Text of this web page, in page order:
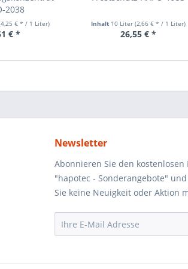
2038
€ * / 1 Liter)
€ *
Inhalt 10 Liter(2,66 € * / 1 Liter)
26,55 € *
Newsletter
Abonnieren Sie den kostenlosen
"hapotec - Sonderangebote"
Sie keine Neuigkeit oder Aktion